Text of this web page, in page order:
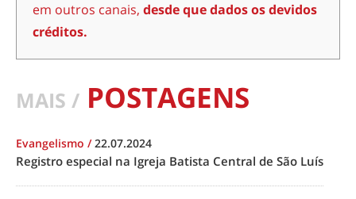
em outros canais, desde que dados os devidos
créditos.
MAIS / POSTAGENS
Evangelismo /22.07.2024
Registro especial na Igreja Batista Central de São Luís